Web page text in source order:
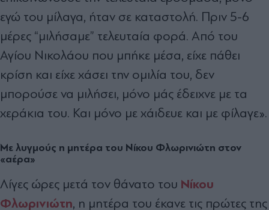
εγώ του μίλαγα, ήταν σε καταστολή. Πριν 5-6
μέρες “μιλήσαμε” τελευταία φορά. Από του
Αγίου Νικολάου που μπήκε μέσα, είχε πάθει
κρίση και είχε χάσει την ομιλία του, δεν
μπορούσε να μιλήσει, μόνο μάς έδειχνε με τα
χεράκια του. Και μόνο με χάιδευε και με φίλαγε».
Με λυγμούς η μητέρα του Νίκου Φλωρινιώτη στον
«αέρα»
Λίγες ώρες μετά τον θάνατο του Νίκου
Φλωρινιώτη, η μητέρα του έκανε τις πρώτες της